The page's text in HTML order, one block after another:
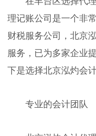
理记账公司是一个非
财税服务公司，北京
服务，已为多家企业
下是选择北京泓灼会
专业的会计团队